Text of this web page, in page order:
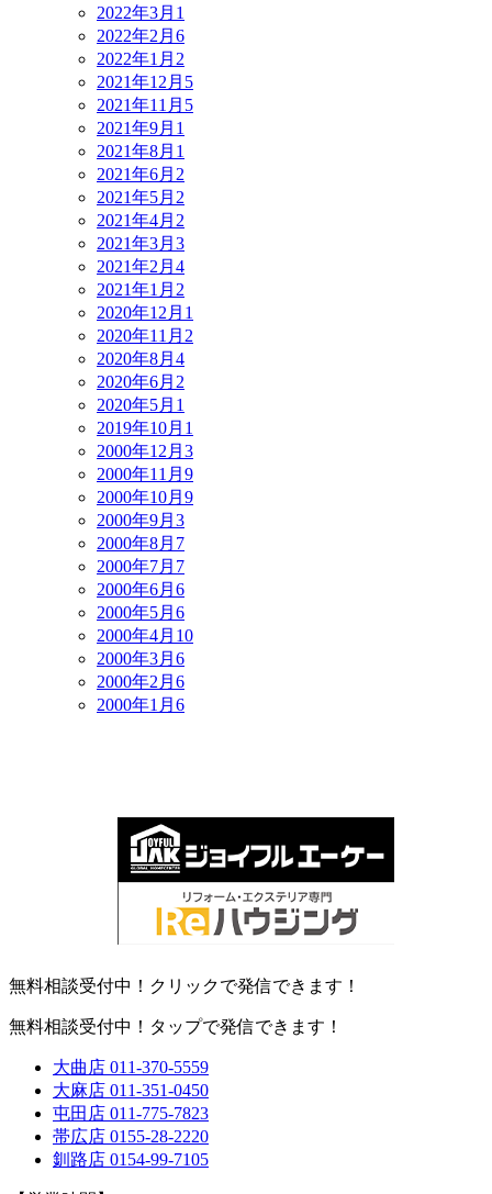
2022年3月 1
2022年2月 6
2022年1月 2
2021年12月 5
2021年11月 5
2021年9月 1
2021年8月 1
2021年6月 2
2021年5月 2
2021年4月 2
2021年3月 3
2021年2月 4
2021年1月 2
2020年12月 1
2020年11月 2
2020年8月 4
2020年6月 2
2020年5月 1
2019年10月 1
2000年12月 3
2000年11月 9
2000年10月 9
2000年9月 3
2000年8月 7
2000年7月 7
2000年6月 6
2000年5月 6
2000年4月 10
2000年3月 6
2000年2月 6
2000年1月 6
無料相談受付中！クリックで発信できます！
無料相談受付中！タップで発信できます！
大曲店 011-370-5559
大麻店 011-351-0450
屯田店 011-775-7823
帯広店 0155-28-2220
釧路店 0154-99-7105